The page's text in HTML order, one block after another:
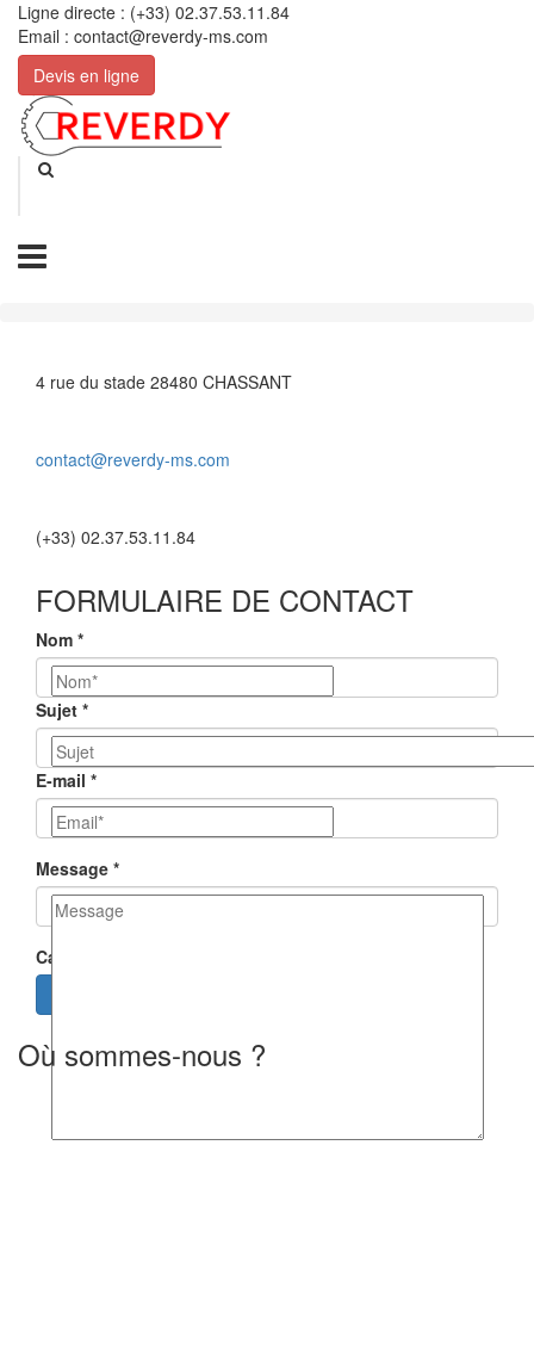
Ligne directe : (+33) 02.37.53.11.84
Email : contact@reverdy-ms.com
Devis en ligne
4 rue du stade 28480 CHASSANT
contact@reverdy-ms.com
(+33) 02.37.53.11.84
FORMULAIRE DE CONTACT
Nom *
Sujet *
E-mail *
Message *
Captcha
Où sommes-nous ?